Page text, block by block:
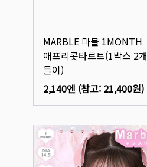
MARBLE 마블 1MONTH
애프리콧타르트(1박스 2개
들이)
2,140엔 (참고: 21,400원)